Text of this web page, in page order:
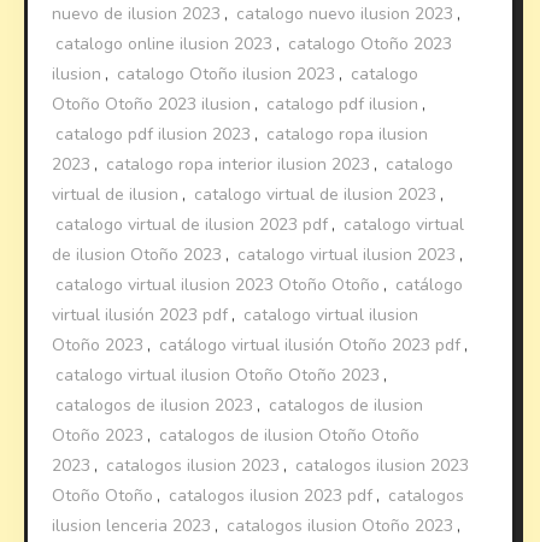
nuevo de ilusion 2023 , catalogo nuevo ilusion 2023 ,
catalogo online ilusion 2023 , catalogo Otoño 2023
ilusion , catalogo Otoño ilusion 2023 , catalogo
Otoño Otoño 2023 ilusion , catalogo pdf ilusion ,
catalogo pdf ilusion 2023 , catalogo ropa ilusion
2023 , catalogo ropa interior ilusion 2023 , catalogo
virtual de ilusion , catalogo virtual de ilusion 2023 ,
catalogo virtual de ilusion 2023 pdf , catalogo virtual
de ilusion Otoño 2023 , catalogo virtual ilusion 2023 ,
catalogo virtual ilusion 2023 Otoño Otoño , catálogo
virtual ilusión 2023 pdf , catalogo virtual ilusion
Otoño 2023 , catálogo virtual ilusión Otoño 2023 pdf ,
catalogo virtual ilusion Otoño Otoño 2023 ,
catalogos de ilusion 2023 , catalogos de ilusion
Otoño 2023 , catalogos de ilusion Otoño Otoño
2023 , catalogos ilusion 2023 , catalogos ilusion 2023
Otoño Otoño , catalogos ilusion 2023 pdf , catalogos
ilusion lenceria 2023 , catalogos ilusion Otoño 2023 ,